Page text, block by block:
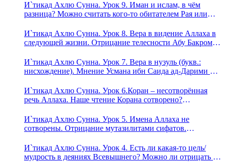
И`тикад Ахлю Сунна. Урок 9. Иман и ислам, в чём
разница? Можно считать кого-то обитателем Рая или
И`тикад Ахлю Сунна. Урок 8. Вера в видение Аллаха в
следующей жизни. Отрицание телесности Абу Бакром
ибн Саида ад-Дарими. Иман – это слова, дела и
познание
И`тикад Ахлю Сунна. Урок 7. Вера в нузуль (букв.:
нисхождение). Мнение Усмана ибн Саида ад-Дарими о
физическим движением?
И`тикад Ахлю Сунна. Урок 6.Коран – несотворённая
речь Аллаха. Наше чтение Корана сотворено?
И`тикад Ахлю Сунна. Урок 5. Имена Аллаха не
сотворены. Отрицание мутазилитами сифатов.
И`тикад Ахлю Сунна. Урок 4. Есть ли какая-то цель/
мудрость в деяниях Всевышнего? Можно ли отрицать в